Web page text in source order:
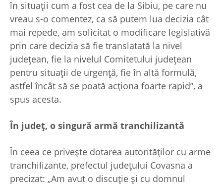
în situații cum a fost cea de la Sibiu, pe care nu
vreau s-o comentez, ca să putem lua decizia cât
mai repede, am solicitat o modificare legislativă
prin care decizia să fie translatată la nivel
județean, fie la nivelul Comitetului județean
pentru situații de urgență, fie în altă formulă,
astfel încât să se poată acționa foarte rapid”, a
spus acesta.
În judeţ, o singură armă tranchilizantă
În ceea ce priveşte dotarea autorităţilor cu arme
tranchilizante, prefectul judeţului Covasna a
precizat: „Am avut o discuție și cu domnul